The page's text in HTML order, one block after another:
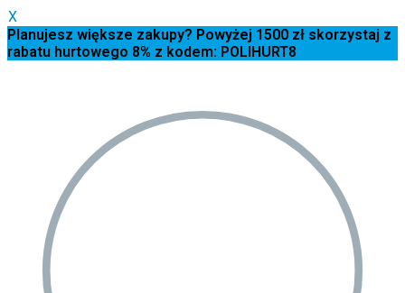
X
Planujesz większe zakupy? Powyżej 1500 zł skorzystaj z
rabatu hurtowego 8% z kodem: POLIHURT8